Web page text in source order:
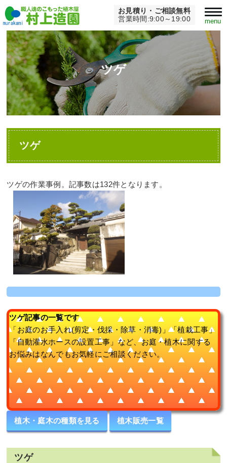
お見積り・ご相談無料
営業時間:9:00～19:00
menu
Home > ツゲ
ツゲ
ツゲ
ツゲの作業事例。記事数は132件となります。
ツゲ記事の一覧です
「お庭のお手入れ(剪定・伐採・除草・消毒)」「植栽工事」
「自動灌水ホースの設置工事」など、お庭・植木に関する
お悩みはなんでもお気軽にご相談ください。
植木・庭木の種類を見る 植木販売一覧
ツゲ